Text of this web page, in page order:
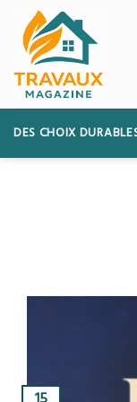
content
DES CHOIX